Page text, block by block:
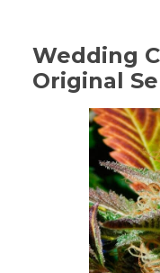
Wedding
Original